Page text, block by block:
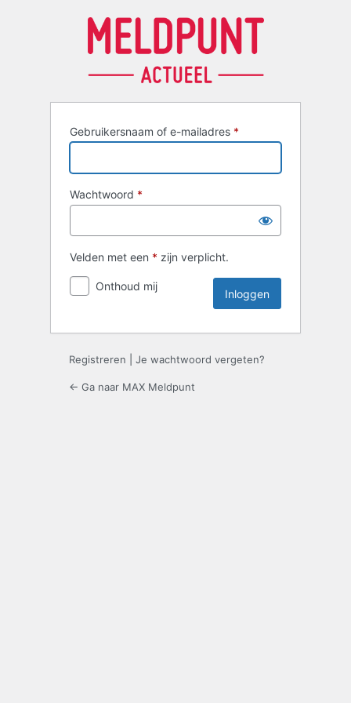
Gebruikersnaam of e-mailadres *
Wachtwoord *
Velden met een * zijn verplicht.
Onthoud mij
Registreren Je wachtwoord vergeten?
← Ga naar MAX Meldpunt